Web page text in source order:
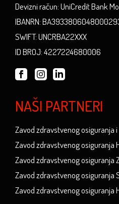
Devizni račun: UniCredit Bank
IBANRN:
SWIFT: UNCRBA22XXX
ID BROJ: 4227224680006
NAŠI PARTNERI
Zavod zdravstvenog osiguranja
Zavod zdravstvenog osiguranja
Zavod zdravstvenog osiguranja
Zavod zdravstvenog osiguranja
Zavod zdravstvenog osiguranja